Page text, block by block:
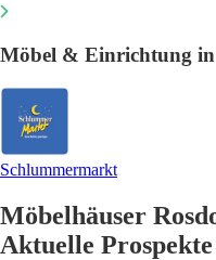
Möbel & Einrichtung
Schlummermarkt
Möbelhäuser
Aktuelle Prospekte